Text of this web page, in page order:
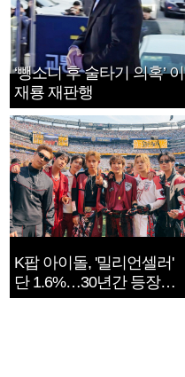
‘뺑소니 후 술타기 의혹’ 이
재룡 재판행
K팝 아이돌, '밀리언셀러'
단 1.6%…30년간 등장
1182개팀 전수조사